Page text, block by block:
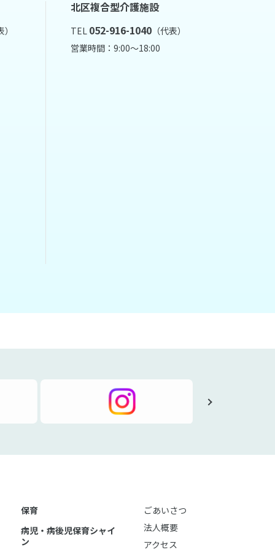
）
北区複合型介護施設
TEL 052-916-1040（代表）
営業時間：9:00～18:00
保育
病児・病後児保育シャイ
ン
ごあいさつ
法人概要
アクセス